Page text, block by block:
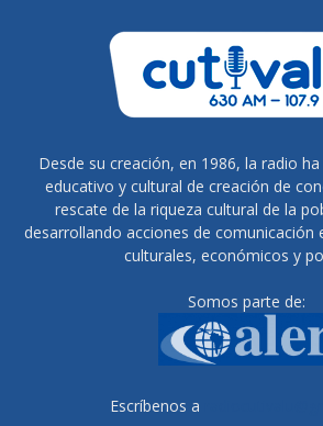
Desde su creación, en 1986, la radio
educativo y cultural de creación de
rescate de la riqueza cultural de la
desarrollando acciones de comunicación
culturales, económicos y
Somos parte de:
Escríbenos a